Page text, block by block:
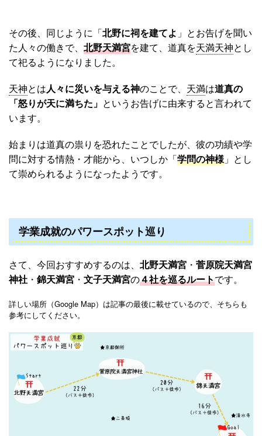
その後、同じように「北野に祠を建てよ 」とお告げを聞い
た人々の働きで、 北野天満宮を建て、道真を天満天神とし
て祀るようになりました。
天神とは人々に災いを与える神のことで、 天満は道真の
「怒りが天に満ちた」 というお告げに由来すると言われて
います。
始まりは道真の祟りを恐れたことでしたが、彼の功績や学
問に対する情熱・才能から、いつしか「学問の神様」とし
て崇められるようになったようです。
学業成就のパワースポット巡り
さて、今回おすすめするのは、 北野天満宮 ・ 菅原院天満宮
神社 ・ 錦天満宮 ・ 文子天満宮の４社を巡るルートです。
詳しい場所（Google Map）は記事の最後に載せているので、そちらも
参考にしてください。